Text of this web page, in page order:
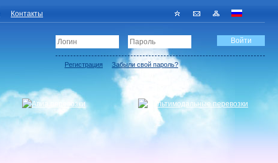
Контакты
Регистрация Забыли свой пароль?